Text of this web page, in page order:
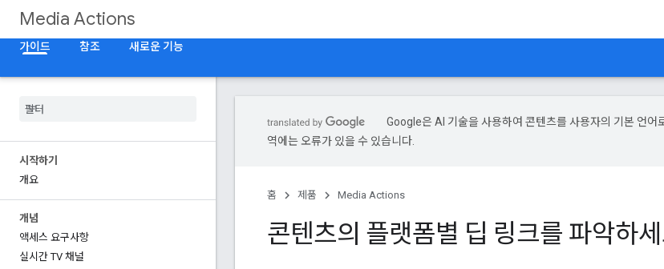
Media Actions
가이드
참조 새로운 기능
시작하기
개요
개념
액세스 요구사항
실시간 TV 채널
Google은 AI 기술을 사용하여 콘텐츠를 사용자의 기본 언어
역에는 오류가 있을 수 있습니다.
홈 제품 Media Actions
콘텐츠의 플랫폼별 딥 링크를 파악하